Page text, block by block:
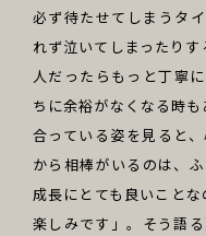
必ず待たせてしまうタ
れず泣いてしまったり
人だったらもっと丁寧
ちに余裕がなくなる時
合っている姿を見ると
から相棒がいるのは、
成長にとても良いこと
楽しみです」。そう語